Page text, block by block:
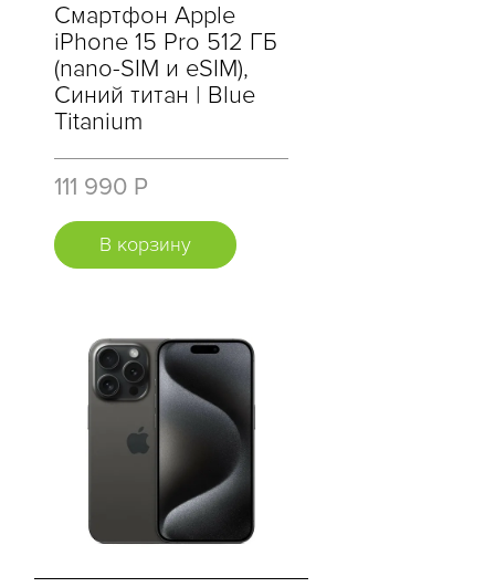
Смартфон Apple
iPhone 15 Pro 512 ГБ
(nano-SIM и eSIM),
Синий титан | Blue
Titanium
111 990 Р
В корзину